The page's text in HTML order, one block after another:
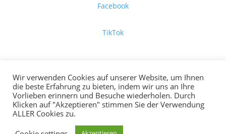
Facebook
TikTok
Copyright © 2026 Stechwerk GmbH
Wir verwenden Cookies auf unserer Website, um Ihnen
die beste Erfahrung zu bieten, indem wir uns an Ihre
Vorlieben erinnern und Besuche wiederholen. Durch
Klicken auf "Akzeptieren" stimmen Sie der Verwendung
ALLER Cookies zu.
Deutsch